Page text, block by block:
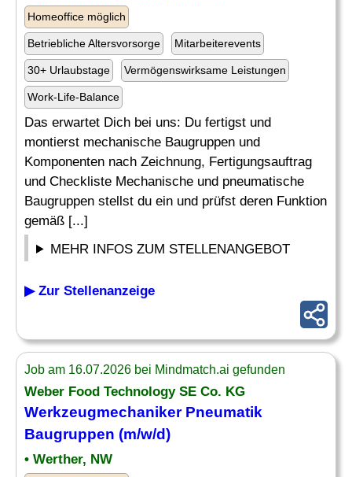
Homeoffice möglich
Betriebliche Altersvorsorge Mitarbeiterevents
30+ Urlaubstage Vermögenswirksame Leistungen
Work-Life-Balance
Das erwartet Dich bei uns: Du fertigst und
montierst mechanische Baugruppen und
Komponenten nach Zeichnung, Fertigungsauftrag
und Checkliste Mechanische und pneumatische
Baugruppen stellst du ein und prüfst deren Funktion
gemäß [...]
MEHR INFOS ZUM STELLENANGEBOT
▶ Zur Stellenanzeige
Job am 16.07.2026 bei Mindmatch.ai gefunden
Weber Food Technology SE Co. KG
Werkzeugmechaniker Pneumatik
Baugruppen (m/w/d)
• Werther, NW